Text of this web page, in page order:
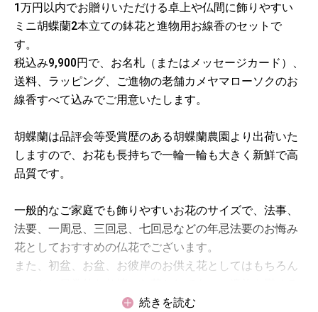
1万円以内でお贈りいただける卓上や仏間に飾りやすい
ミニ胡蝶蘭2本立ての鉢花と進物用お線香のセットで
す。
税込み9,900円で、お名札（またはメッセージカード）、
送料、ラッピング、ご進物の老舗カメヤマローソクのお
線香すべて込みでご用意いたします。
胡蝶蘭は品評会等受賞歴のある胡蝶蘭農園より出荷いた
しますので、お花も長持ちで一輪一輪も大きく新鮮で高
品質です。
一般的なご家庭でも飾りやすいお花のサイズで、法事、
法要、一周忌、三回忌、七回忌などの年忌法要のお悔み
花としておすすめの仏花でございます。
また、初盆、お盆、お彼岸のお供え花としてはもちろん
ためのお悔み花としても人気です。
続きを読む